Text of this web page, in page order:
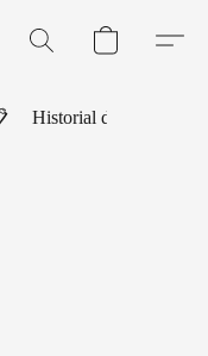
Historial de Pedidos